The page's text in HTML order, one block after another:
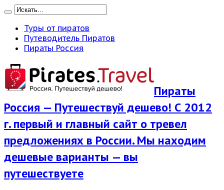
Туры от пиратов
Путеводитель Пиратов
Пираты Россия
Пираты
Россия — Путешествуй дешево! С 2012
г. первый и главный сайт о тревел
предложениях в России. Мы находим
дешевые варианты — вы
путешествуете